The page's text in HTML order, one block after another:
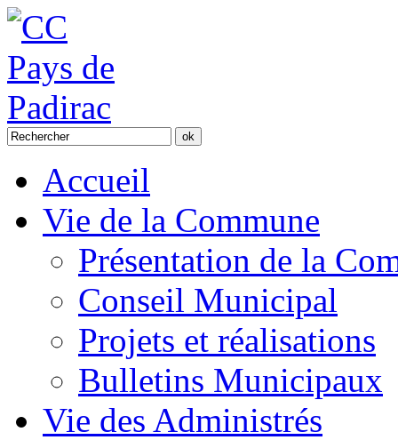
Accueil
Vie de la Commune
Présentation de la
Conseil Municipal
Projets et réalisations
Bulletins Municipaux
Vie des Administrés